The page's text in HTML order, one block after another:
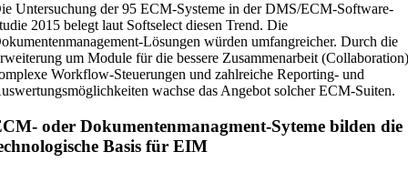
Untersuchung der 95 ECM-Systeme in der DMS/ECM-Software-
2015 belegt laut Softselect diesen Trend. Die
Lösungen würden umfangreicher. Durch die
um Module für die bessere Zusammenarbeit
Workflow-Steuerungen und zahlreiche Reporting- und
wachse das Angebot solcher ECM-Suiten.
oder Dokumentenmanagment-Syteme bilden die
Basis für EIM